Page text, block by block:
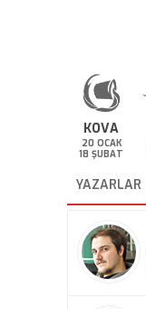
KOVA
20 OCAK
18 ŞUBAT
YAZARLAR